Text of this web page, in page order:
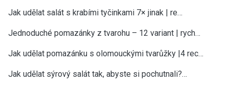
Jak udělat salát s krabími tyčinkami 7× jinak | re…
Jednoduché pomazánky z tvarohu – 12 variant | rych…
Jak udělat pomazánku s olomouckými tvarůžky |4 rec…
Jak udělat sýrový salát tak, abyste si pochutnali?…